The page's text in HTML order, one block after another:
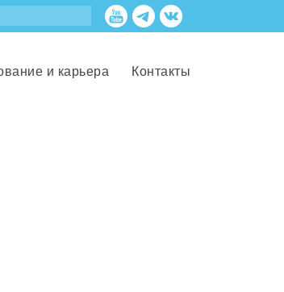
и карьера Контакты